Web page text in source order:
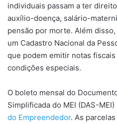
individuais passam a ter
auxílio-doença, salário-
pensão por morte. Além
um Cadastro Nacional da
que podem emitir notas
condições especiais.
O boleto mensal do
Simplificada do MEI (DAS-
do Empreendedor. As